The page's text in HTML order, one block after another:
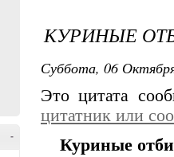
-
КУРИНЫЕ
Суббота, 06
Это цитата
цитатник или
Куриные